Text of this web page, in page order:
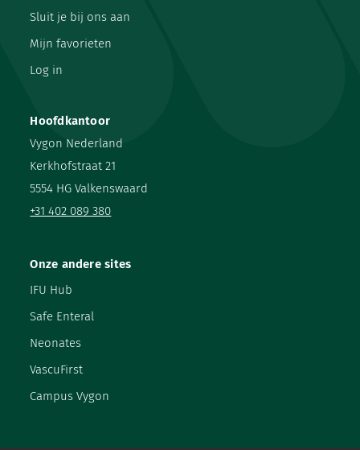
Hoofdkantoor
Vygon Nederland
Kerkhofstraat 21
5554 HG Valkenswaard
+31 402 089 380
Sluit je bij ons aan
Mijn favorieten
Log in
Onze andere sites
IFU Hub
Safe Enteral
Neonates
VascuFirst
Campus Vygon